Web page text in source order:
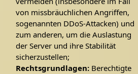
von missbräuchlichen Angriffen,
sogenannten DDoS-Attacken) und
zum anderen, um die Auslastung
der Server und ihre Stabilität
sicherzustellen;
Rechtsgrundlagen:Berechtigte